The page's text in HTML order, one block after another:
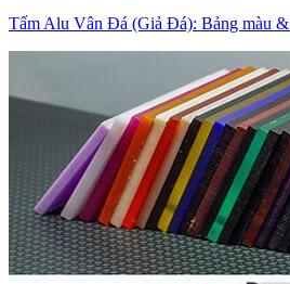
Tấm Alu Vân Đá (Giả Đá): Bảng màu &